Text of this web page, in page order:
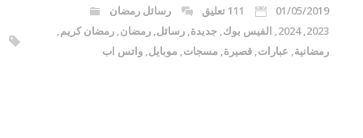
01/05/2019 111 تعليق
رسائل رمضان
2023
,
2024
, الفيس بوك,جديدة,رسائل,رمضان,رمضان كريم,
رمضانية, عبارات,قصيرة,مسجات,موبايل,واتس اب